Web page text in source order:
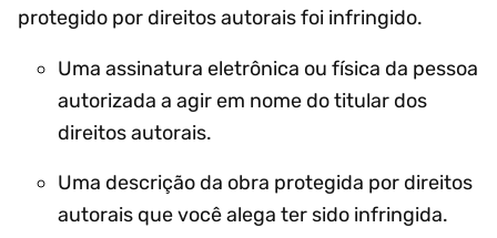
protegido por direitos autorais foi infringido.
Uma assinatura eletrônica ou física da pessoa
autorizada a agir em nome do titular dos
direitos autorais.
Uma descrição da obra protegida por direitos
autorais que você alega ter sido infringida.